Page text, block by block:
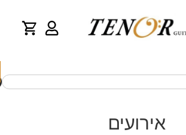
אירועים